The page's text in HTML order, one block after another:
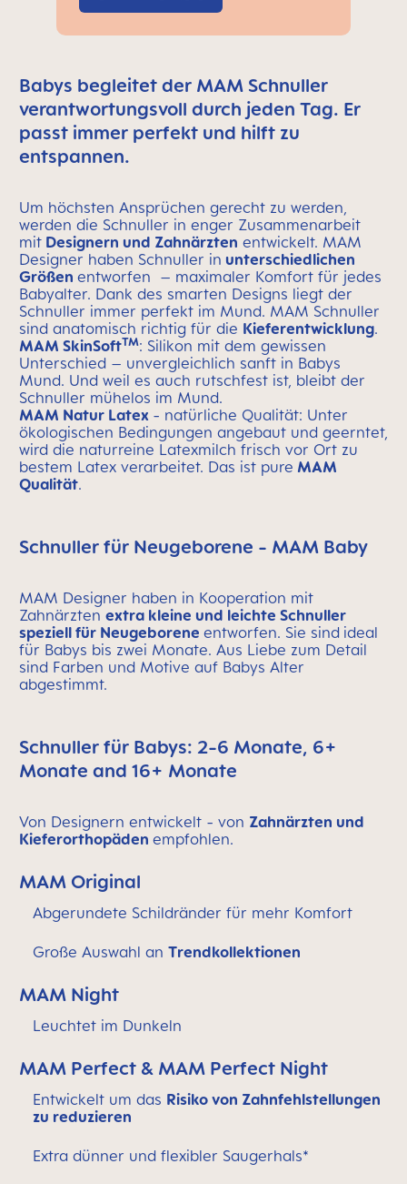
Babys begleitet der MAM Schnuller
verantwortungsvoll durch jeden Tag. Er
passt immer perfekt und hilft zu
entspannen.
Um höchsten Ansprüchen gerecht zu werden,
werden die Schnuller in enger Zusammenarbeit
mit Designern und Zahnärzten entwickelt. MAM
Designer haben Schnuller in unterschiedlichen
Größen entworfen – maximaler Komfort für jedes
Babyalter. Dank des smarten Designs liegt der
Schnuller immer perfekt im Mund. MAM Schnuller
sind anatomisch richtig für die Kieferentwicklung.
MAM SkinSoftTM: Silikon mit dem gewissen
Unterschied – unvergleichlich sanft in Babys
Mund. Und weil es auch rutschfest ist, bleibt der
Schnuller mühelos im Mund.
MAM Natur Latex - natürliche Qualität: Unter
ökologischen Bedingungen angebaut und geerntet,
wird die naturreine Latexmilch frisch vor Ort zu
bestem Latex verarbeitet. Das ist pure MAM
Qualität.
Schnuller für Neugeborene - MAM Baby
MAM Designer haben in Kooperation mit
Zahnärzten extra kleine und leichte Schnuller
speziell für Neugeborene entworfen. Sie sind ideal
für Babys bis zwei Monate. Aus Liebe zum Detail
sind Farben und Motive auf Babys Alter
abgestimmt.
Schnuller für Babys: 2-6 Monate, 6+
Monate and 16+ Monate
Von Designern entwickelt - von Zahnärzten und
Kieferorthopäden empfohlen.
MAM Original
Abgerundete Schildränder für mehr Komfort
Große Auswahl an Trendkollektionen
MAM Night
Leuchtet im Dunkeln
MAM Perfect & MAM Perfect Night
Entwickelt um das Risiko von Zahnfehlstellungen
zu reduzieren
Extra dünner und flexibler Saugerhals*